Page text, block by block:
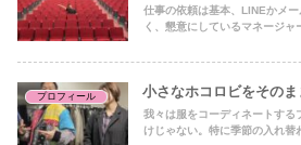
仕事の依頼は基本、LINEかメ
く、懇意にしているマネージャ
プロフィール 小さなホコロビをそのま
我々は服をコーディネートする
けじゃない。特に季節の入れ替